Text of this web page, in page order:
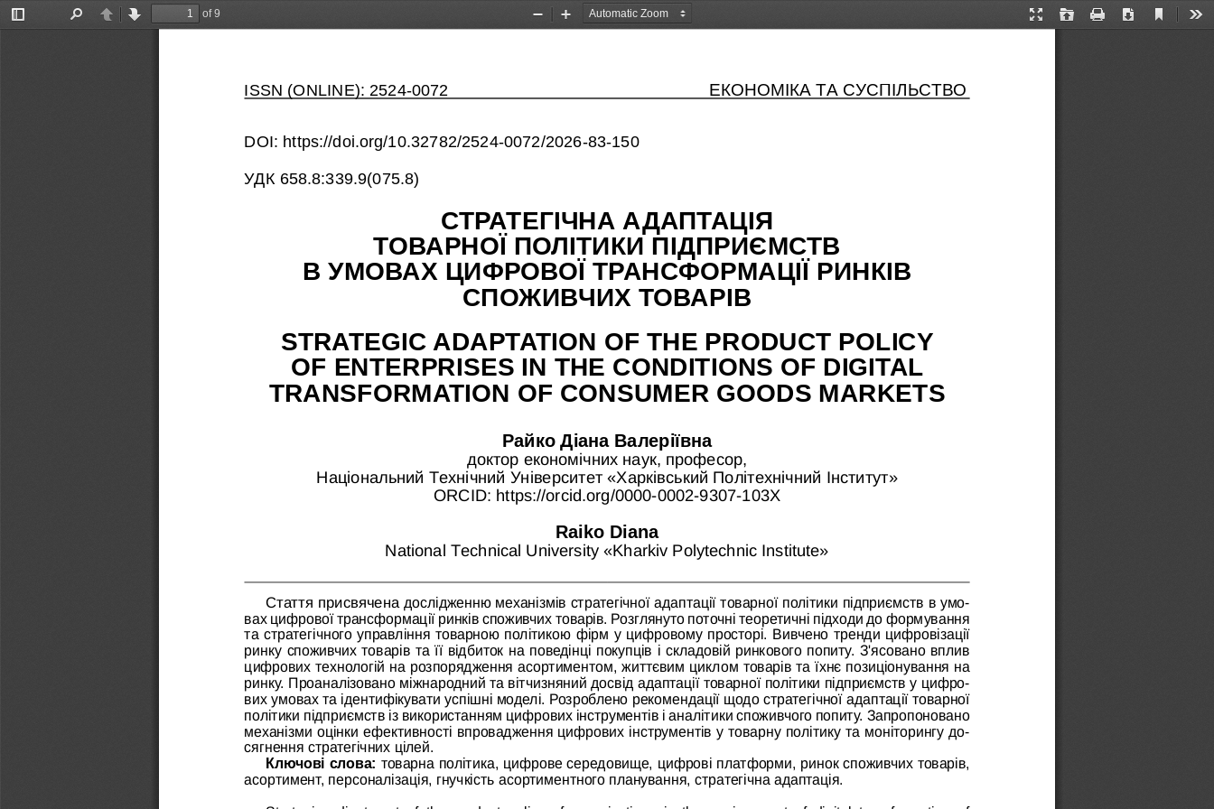
Toggle
PreviousNext
of 9
Presentation
Open Print Download
Current
Zoom
Zoom
ISSN (ONLINE): 2524-0072 ЕКОНОМІКА ТА СУСПІЛЬСТВО
DOI: https://doi.org/10.32782/2524-0072/2026-83-150
УДК 658.8:339.9(075.8)
СТРАТЕГІЧНА АДАПТАЦІЯ
ТОВАРНОЇ ПОЛІТИКИ ПІДПРИЄМСТВ
В УМОВАХ ЦИФРОВОЇ ТРАНСФОРМАЦІЇ РИНКІВ
СПОЖИВЧИХ ТОВАРІВ
STRATEGIC ADAPTATION OF THE PRODUCT POLICY
OF ENTERPRISES IN THE CONDITIONS OF DIGITAL
TRANSFORMATION OF CONSUMER GOODS MARKETS
Райко Діана Валеріївна
доктор економічних наук, професор,
Національний Технічний Університет «Харківський Політехнічний Інститут»
ORCID: https://orcid.org/0000-0002-9307-103X
Raiko Diana
National Technical University «Kharkіv Polytechnic Institute»
Стаття присвячена дослідженню механізмів стратегічної адаптації товарної політики підприємств в умо-
вах цифрової трансформації ринків споживчих товарів. Розглянуто поточні теоретичні підходи до формування
та стратегічного управління товарною політикою фірм у цифровому просторі. Вивчено тренди цифровізації
ринку споживчих товарів та її відбиток на поведінці покупців і складовій ринкового попиту. З'ясовано вплив
цифрових технологій на розпорядження асортиментом, життєвим циклом товарів та їхнє позиціонування на
ринку. Проаналізовано міжнародний та вітчизняний досвід адаптації товарної політики підприємств у цифро-
вих умовах та ідентифікувати успішні моделі. Розроблено рекомендації щодо стратегічної адаптації товарної
політики підприємств із використанням цифрових інструментів і аналітики споживчого попиту. Запропоновано
механізми оцінки ефективності впровадження цифрових інструментів у товарну політику та моніторингу до-
сягнення стратегічних цілей.
Ключові слова: товарна політика, цифрове середовище, цифрові платформи, ринок споживчих товарів,
асортимент, персоналізація, гнучкість асортиментного планування, стратегічна адаптація.